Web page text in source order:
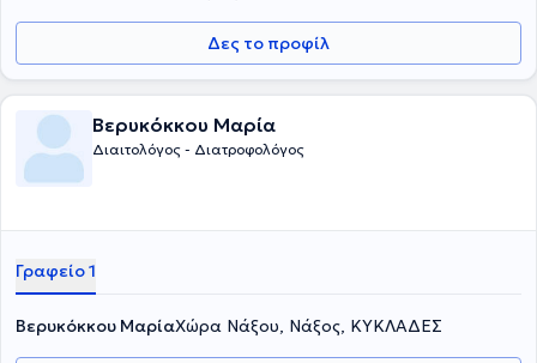
Δες το προφίλ
Βερυκόκκου Μαρία
Διαιτολόγος - Διατροφολόγος
Γραφείο 1
Βερυκόκκου ΜαρίαΧώρα Νάξου, Νάξος, ΚΥΚΛΑΔΕΣ